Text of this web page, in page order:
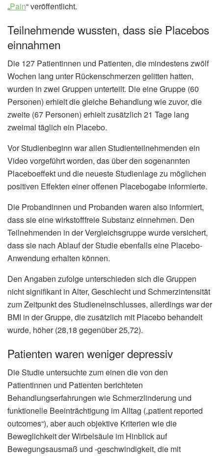
„Pain“ veröffentlicht.
Teilnehmende wussten, dass sie Placebos
einnahmen
Die 127 Patientinnen und Patienten, die mindestens zwölf
Wochen lang unter Rückenschmerzen gelitten hatten,
wurden in zwei Gruppen unterteilt. Die eine Gruppe (60
Personen) erhielt die gleiche Behandlung wie zuvor, die
zweite (67 Personen) erhielt zusätzlich 21 Tage lang
zweimal täglich ein Placebo.
Vor Studienbeginn war allen Studienteilnehmenden ein
Video vorgeführt worden, das über den sogenannten
Placeboeffekt und die neueste Studienlage zu möglichen
positiven Effekten einer offenen Placebogabe informierte.
Die Probandinnen und Probanden waren also informiert,
dass sie eine wirkstofffreie Substanz einnehmen. Den
Teilnehmenden in der Vergleichsgruppe wurde versichert,
dass sie nach Ablauf der Studie ebenfalls eine Placebo-
Anwendung erhalten können.
Den Angaben zufolge unterschieden sich die Gruppen
nicht signifikant in Alter, Geschlecht und Schmerzintensität
zum Zeitpunkt des Studieneinschlusses, allerdings war der
BMI in der Gruppe, die zusätzlich mit Placebo behandelt
wurde, höher (28,18 gegenüber 25,72).
Patienten waren weniger depressiv
Die Studie untersuchte zum einen die von den
Patientinnen und Patienten berichteten
Behandlungserfahrungen wie Schmerzlinderung und
funktionelle Beeinträchtigung im Alltag („patient reported
outcomes“), aber auch objektive Kriterien wie die
Beweglichkeit der Wirbelsäule im Hinblick auf
Bewegungsausmaß und -geschwindigkeit, die mit